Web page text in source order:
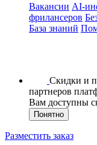
Вакансии AI-
фрилансеров
База знаний
Скидки и
партнеров
Вам доступны
Понятно
Разместить заказ